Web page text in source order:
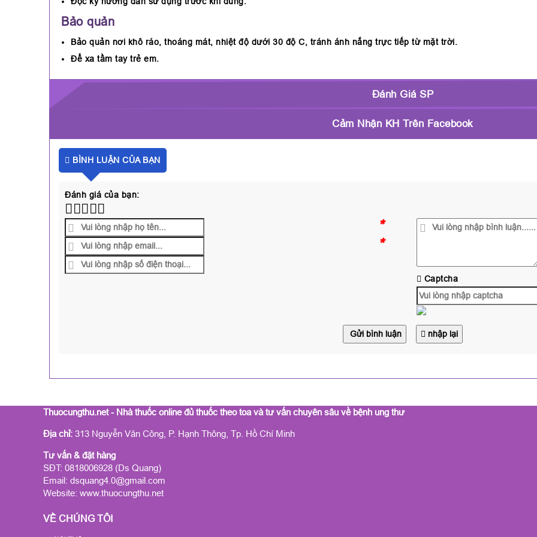
Bảo quản
Bảo quản nơi khô ráo, thoáng mát, nhiệt độ dưới 30 độ C, tránh ánh nắng trực tiếp từ mặt trời.
Để xa tầm tay trẻ em.
Đánh Giá SP
Cảm Nhận KH Trên Facebook
BÌNH LUẬN CỦA BẠN
Đánh giá của bạn:
*
*
Captcha
Gửi bình luận nhập lại
Thuocungthu.net - Nhà thuốc online đủ thuốc theo toa và tư vấn chuyên sâu về bệnh ung thư
Địa chỉ: 313 Nguyễn Văn Công, P. Hạnh Thông, Tp. Hồ Chí Minh
Tư vấn & đặt hàng
SĐT: 0818006928 (Ds Quang)
Email: dsquang4.0@gmail.com
Website: www.thuocungthu.net
VỀ CHÚNG TÔI